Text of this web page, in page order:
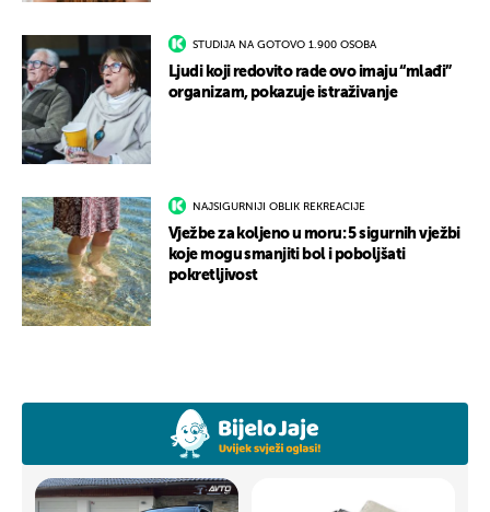
STUDIJA NA GOTOVO 1.900 OSOBA
Ljudi koji redovito rade ovo imaju “mlađi”
organizam, pokazuje istraživanje
NAJSIGURNIJI OBLIK REKREACIJE
Vježbe za koljeno u moru: 5 sigurnih vježbi
koje mogu smanjiti bol i poboljšati
pokretljivost